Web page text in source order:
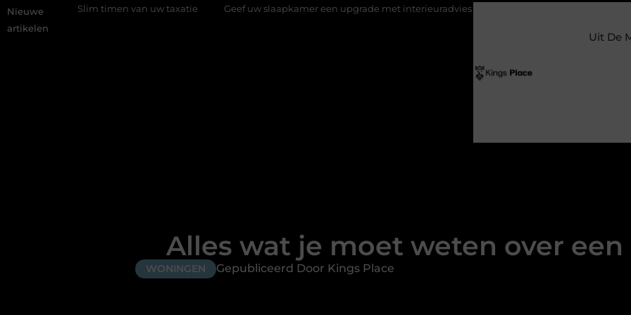
Nieuwe
artikelen
van uw taxatie Geef uw slaapkamer een upgrade met interieuradvies Zwolle Nieuw verhuisd naar Laren? Waarom het
Uit De
Alles wat je moet weten over
WONINGEN Gepubliceerd Door Kings Place